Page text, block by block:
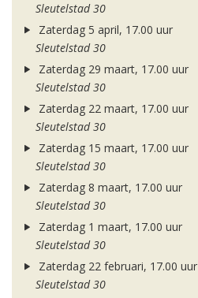
Sleutelstad 30
Zaterdag 5 april, 17.00 uur
Sleutelstad 30
Zaterdag 29 maart, 17.00 uur
Sleutelstad 30
Zaterdag 22 maart, 17.00 uur
Sleutelstad 30
Zaterdag 15 maart, 17.00 uur
Sleutelstad 30
Zaterdag 8 maart, 17.00 uur
Sleutelstad 30
Zaterdag 1 maart, 17.00 uur
Sleutelstad 30
Zaterdag 22 februari, 17.00 uur
Sleutelstad 30